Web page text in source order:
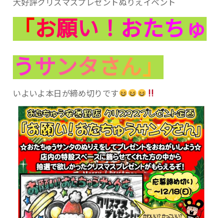
大好評クリスマスプレゼントぬりえイベント
「 お願い ！ おたち ゅ
うサンタ さん 」
いよいよ本日が締め切りです